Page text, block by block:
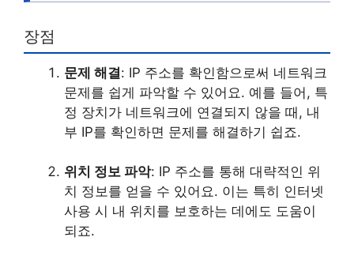
장점
문제 해결: IP 주소를 확인함으로써 네트워크
문제를 쉽게 파악할 수 있어요. 예를 들어, 특
정 장치가 네트워크에 연결되지 않을 때, 내
부 IP를 확인하면 문제를 해결하기 쉽죠.
위치 정보 파악: IP 주소를 통해 대략적인 위
치 정보를 얻을 수 있어요. 이는 특히 인터넷
사용 시 내 위치를 보호하는 데에도 도움이
되죠.